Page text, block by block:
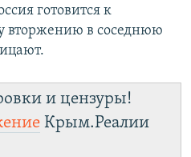
готовится к
вторжению в соседнюю
и цензуры!
Крым.Реалии